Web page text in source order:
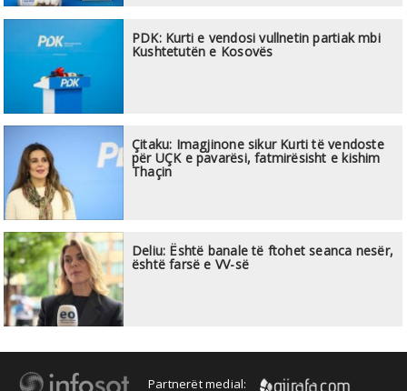
PDK: Kurti e vendosi vullnetin partiak mbi
Kushtetutën e Kosovës
Çitaku: Imagjinone sikur Kurti të vendoste
për UÇK e pavarësi, fatmirësisht e kishim
Thaçin
Deliu: Është banale të ftohet seanca nesër,
është farsë e VV-së
Partnerët medial: